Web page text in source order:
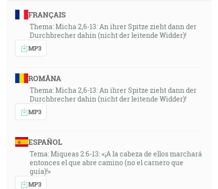
FRANÇAIS
Thema: Micha 2,6-13: An ihrer Spitze zieht dann der
Durchbrecher dahin (nicht der leitende Widder)!
MP3
ROMÂNA
Thema: Micha 2,6-13: An ihrer Spitze zieht dann der
Durchbrecher dahin (nicht der leitende Widder)!
MP3
ESPAÑOL
Tema: Miqueas 2:6-13: «¡A la cabeza de ellos marchará
entonces el que abre camino (no el carnero que
guía)!»
MP3